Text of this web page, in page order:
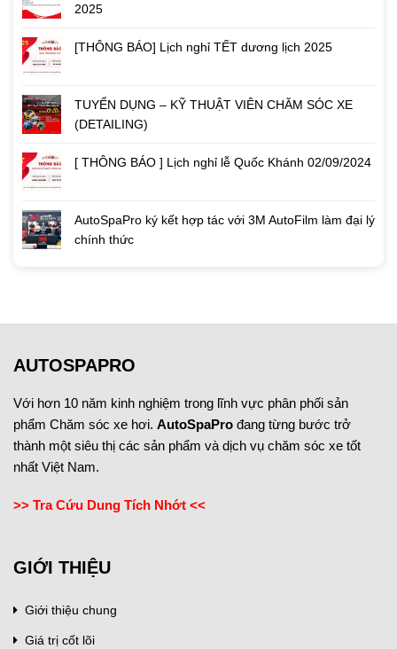
2025
[THÔNG BÁO] Lịch nghỉ TẾT dương lịch 2025
TUYỂN DỤNG – KỸ THUẬT VIÊN CHĂM SÓC XE
(DETAILING)
[ THÔNG BÁO ] Lịch nghỉ lễ Quốc Khánh 02/09/2024
AutoSpaPro ký kết hợp tác với 3M AutoFilm làm đại lý
chính thức
AUTOSPAPRO
Với hơn 10 năm kinh nghiệm trong lĩnh vực phân phối sản
phẩm Chăm sóc xe hơi. AutoSpaPro đang từng bước trở
thành một siêu thị các sản phẩm và dịch vụ chăm sóc xe tốt
nhất Việt Nam.
>> Tra Cứu Dung Tích Nhớt <<
GIỚI THIỆU
Giới thiệu chung
Giá trị cốt lõi